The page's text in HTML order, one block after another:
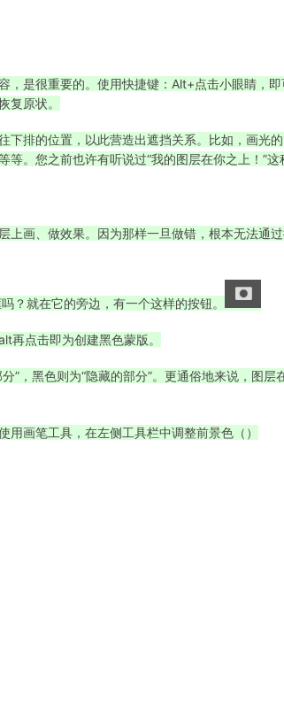
，是很重要的。使用快捷键：Alt+点击小眼睛，
复原状。
下排的位置，以此营造出遮挡关系。比如，画光
。您之前也许有听说过“我的图层在你之上！”这
画、做效果。因为那样一旦做错，根本无法通
？就在它的旁边，有一个这样的按钮。
再点击即为创建黑色蒙版。
”，黑色则为“隐藏的部分”。更通俗地来说，图层
画笔工具，在左侧工具栏中调整前景色（）